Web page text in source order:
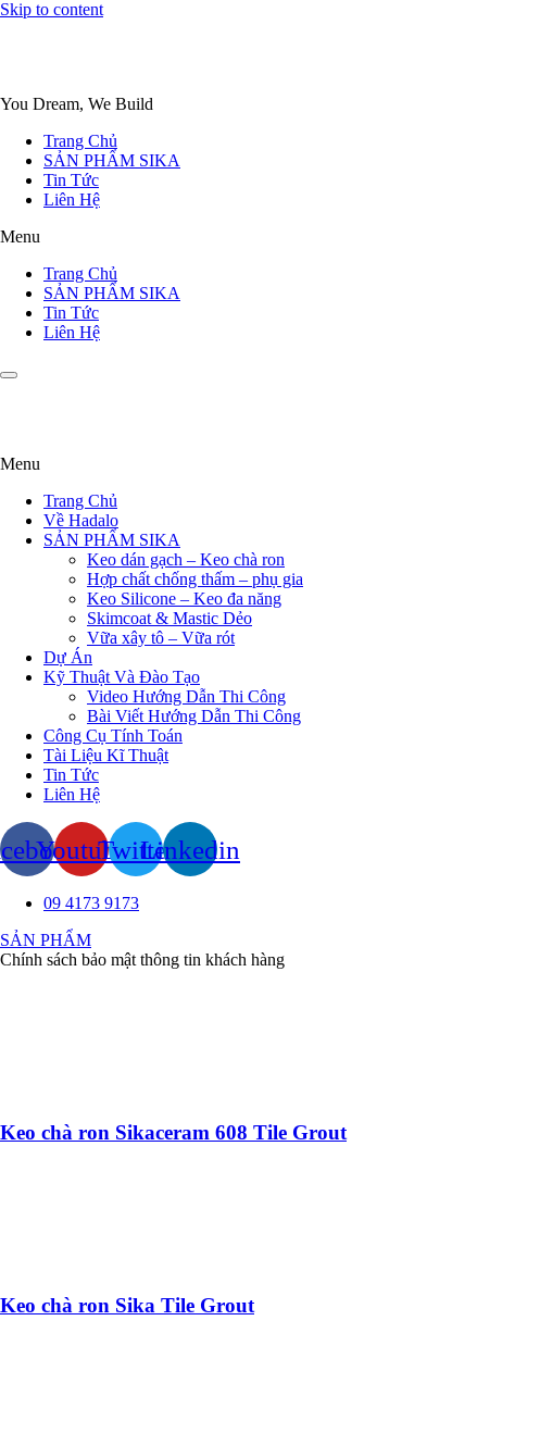
Skip to content
You Dream, We Build
Trang Chủ
SẢN PHẨM SIKA
Tin Tức
Liên Hệ
Menu
Trang Chủ
SẢN PHẨM SIKA
Tin Tức
Liên Hệ
Menu
Trang Chủ
Về Hadalo
SẢN PHẨM SIKA
Keo dán gạch – Keo chà ron
Hợp chất chống thấm – phụ gia
Keo Silicone – Keo đa năng
Skimcoat & Mastic Dẻo
Vữa xây tô – Vữa rót
Dự Án
Kỹ Thuật Và Đào Tạo
Video Hướng Dẫn Thi Công
Bài Viết Hướng Dẫn Thi Công
Công Cụ Tính Toán
Tài Liệu Kĩ Thuật
Tin Tức
Liên Hệ
YoutubeTwitterLinkedin
09 4173 9173
SẢN PHẨM
Chính sách bảo mật thông tin khách hàng
Keo chà ron Sikaceram 608 Tile Grout
Keo chà ron Sika Tile Grout